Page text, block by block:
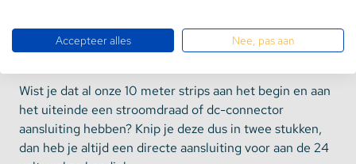
wanneer de strip wordt blootgesteld aan
weersomstandigheden.
Wist je dat al onze 10 meter strips aan het begin en aan
het uiteinde een stroomdraad of dc-connector
aansluiting hebben? Knip je deze dus in twee stukken,
dan heb je altijd een directe aansluiting voor aan de 24
Accepteer alles Nee, pas aan